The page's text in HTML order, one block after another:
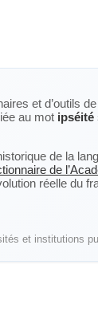
et d’outils
au mot ipséité
de la
de
réelle du
et institutions